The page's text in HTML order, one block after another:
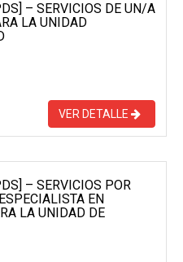
– SERVICIOS DE UN/A
LA UNIDAD
VER DETALLE
– SERVICIOS POR
EN
LA UNIDAD DE